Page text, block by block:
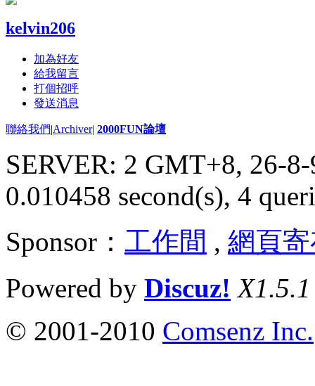
kelvin206
加為好友
給我留言
打個招呼
發送消息
聯絡我們|Archiver| 2000FUN論壇
SERVER: 2 GMT+8, 26-
0.010458 second(s), 4
Sponsor： 工作間 , 網頁
Powered by Discuz! X1.5.1
© 2001-2010 Comsenz Inc.